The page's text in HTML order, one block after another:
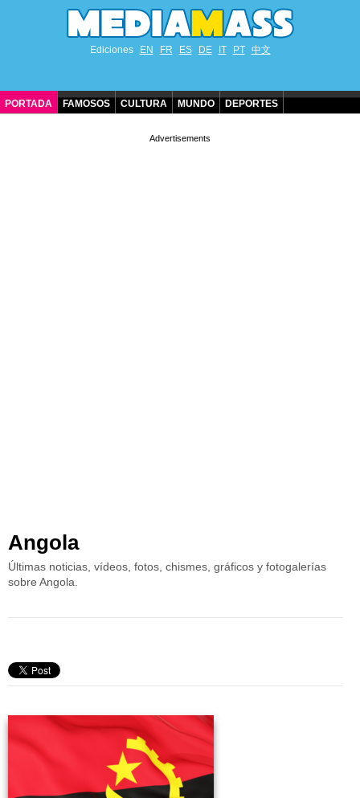
Ediciones EN FR ES DE IT PT 中文
PORTADA FAMOSOS CULTURA MUNDO DEPORTES
Angola
Últimas noticias, vídeos, fotos, chismes, gráficos y fotogalerías
sobre Angola.